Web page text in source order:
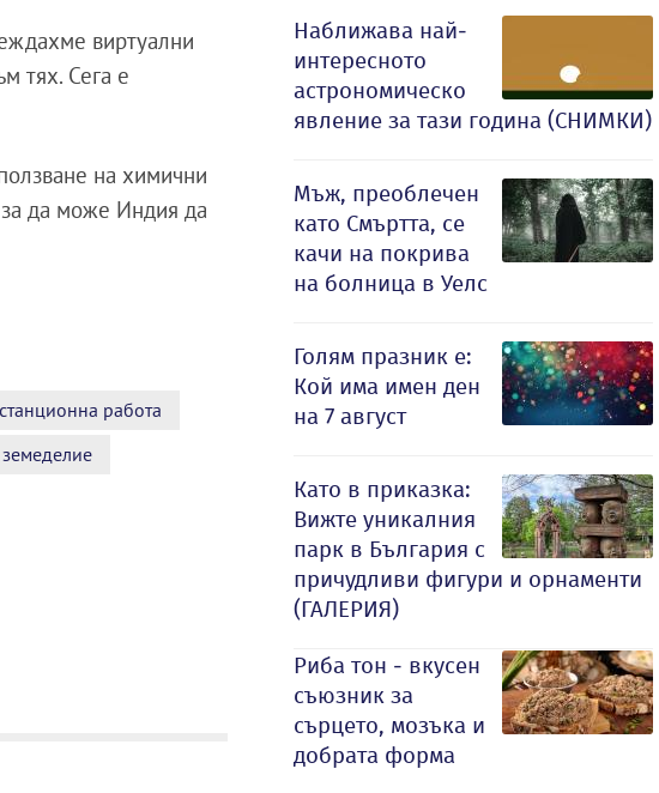
виртуални
тях. Сега е
на химични
за да може Индия да
работа
Наближава най-
интересното
астрономическо
явление за тази година (СНИМКИ)
Мъж, преоблечен
като Смъртта, се
качи на покрива
на болница в Уелс
Голям празник е:
Кой има имен ден
на 7 август
Като в приказка:
Вижте уникалния
парк в България с
причудливи фигури и орнаменти
(ГАЛЕРИЯ)
Риба тон - вкусен
съюзник за
сърцето, мозъка и
добрата форма